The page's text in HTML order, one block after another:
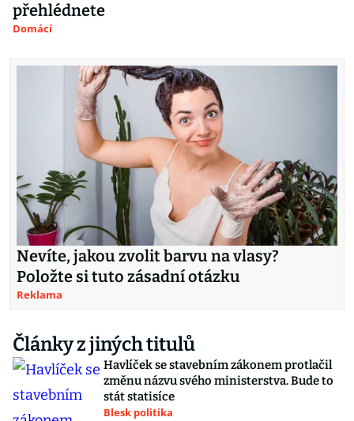
přehlédnete
Domácí
Nevíte, jakou zvolit barvu na vlasy?
Položte si tuto zásadní otázku
Reklama
Články z jiných titulů
Havlíček se stavebním zákonem protlačil
změnu názvu svého ministerstva. Bude to
stát statisíce
Blesk politika